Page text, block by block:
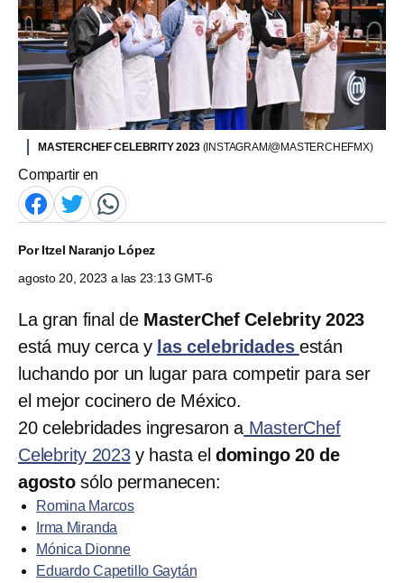
MASTERCHEF CELEBRITY 2023 (INSTAGRAM/@MASTERCHEFMX)
Compartir en
PorItzel Naranjo López
agosto 20, 2023 a las 23:13 GMT-6
La gran final de MasterChef Celebrity 2023
está muy cerca y las celebridades están
luchando por un lugar para competir para ser
el mejor cocinero de México.
20 celebridades ingresaron a MasterChef
Celebrity 2023y hasta el domingo 20 de
agostosólo permanecen:
Romina Marcos
Irma Miranda
Mónica Dionne
Eduardo Capetillo Gaytán